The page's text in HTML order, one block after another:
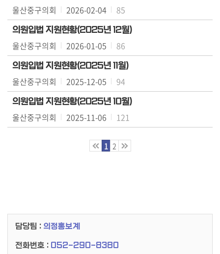
의
정
자
료
실
구
민
광
장
공
개
이
울산중구의회 2026-02-04 85
의원입법 지원현황(2025년 12월)
울산중구의회 2026-01-05 86
의원입법 지원현황(2025년 11월)
울산중구의회 2025-12-05 94
의원입법 지원현황(2025년 10월)
울산중구의회 2025-11-06 121
1 2
담당팀 : 의정홍보계
전화번호 : 052-290-8380